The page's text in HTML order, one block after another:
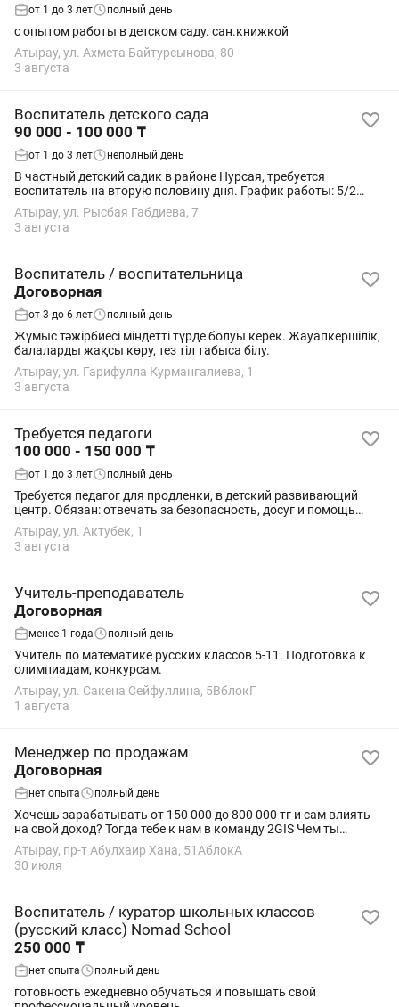
от 1 до 3 лет полный день
с опытом работы в детском саду. сан.книжкой
Атырау, ул. Ахмета Байтурсынова, 80
3 августа
Воспитатель детского сада
90 000 - 100 000 ₸
от 1 до 3 лет неполный день
В частный детский садик в районе Нурсая, требуется
воспитатель на вторую половину дня. График работы: 5/2
Время с 8.00 - 9.00. Официальное трудоустройство Дружный
коллектив Своевременная заработная...
Атырау, ул. Рысбая Габдиева, 7
3 августа
Воспитатель / воспитательница
Договорная
от 3 до 6 лет полный день
Жұмыс тәжірбиесі міндетті түрде болуы керек. Жауапкершілік,
балаларды жақсы көру, тез тіл табыса білу.
Атырау, ул. Гарифулла Курмангалиева, 1
3 августа
Требуется педагоги
100 000 - 150 000 ₸
от 1 до 3 лет полный день
Требуется педагог для продленки, в детский развивающий
центр. Обязан: отвечать за безопасность, досуг и помощь
школьников с уроками после занятий. Контроль за
выполнением домашних заданий,...
Атырау, ул. Актубек, 1
3 августа
Учитель-преподаватель
Договорная
менее 1 года полный день
Учитель по математике русских классов 5-11. Подготовка к
олимпиадам, конкурсам.
Атырау, ул. Сакена Сейфуллина, 5ВблокГ
1 августа
Менеджер по продажам
Договорная
нет опыта полный день
Хочешь зарабатывать от 150 000 до 800 000 тг и сам влиять
на свой доход? Тогда тебе к нам в команду 2GIS Чем ты
будешь заниматься: - Представлять бренд 2GIS и выстраивать
отношения с бизнесом; -...
Атырау, пр-т Абулхаир Хана, 51АблокА
30 июля
Воспитатель / куратор школьных классов
(русский класс) Nomad School
250 000 ₸
нет опыта полный день
готовность ежедневно обучаться и повышать свой